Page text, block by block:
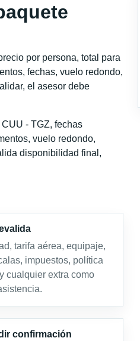
por persona, total para
fechas, vuelo redondo,
el asesor debe
- TGZ, fechas
vuelo redondo,
disponibilidad final,
tarifa aérea, equipaje,
impuestos, política
cualquier extra como
confirmación